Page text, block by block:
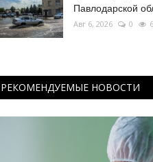
Павлодарской
Авг 6, 2026 0
РЕКОМЕНДУЕМЫЕ НОВОСТИ